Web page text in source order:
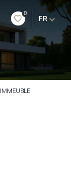
0
FR
IMMEUBLE